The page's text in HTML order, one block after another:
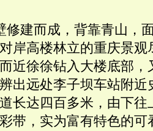
修建而成，背靠青山，
岸高楼林立的重庆景观
近徐徐钻入大楼底部，
出远处李子坝车站附近
长达四百多米，由下
带，实为富有特色的可